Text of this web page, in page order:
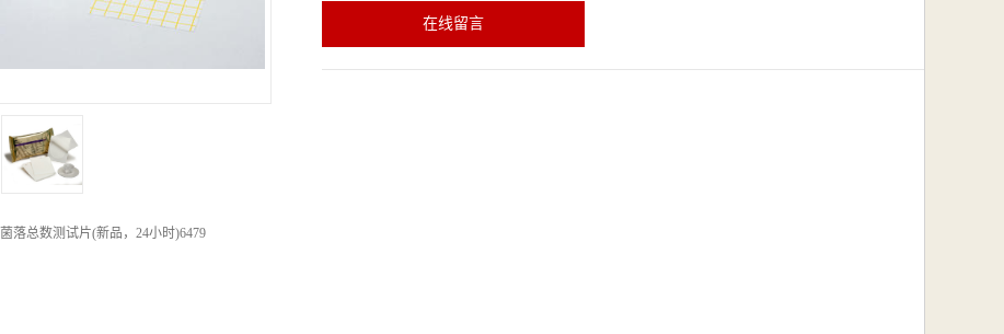
在线留言
落总数测试片(新品， 24小时)6479